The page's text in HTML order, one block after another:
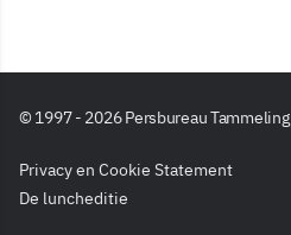
© 1997 - 2026 Persbureau Tammeling
Privacy en Cookie Statement
De luncheditie